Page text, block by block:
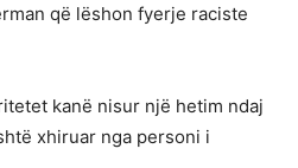
që lëshon fyerje raciste
kanë nisur një hetim ndaj
xhiruar nga personi i